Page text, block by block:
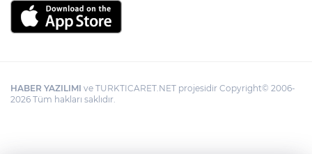
HABER YAZILIMI ve TURKTICARET.NET projesidir Copyright© 2006-
2026 Tüm hakları saklıdır.